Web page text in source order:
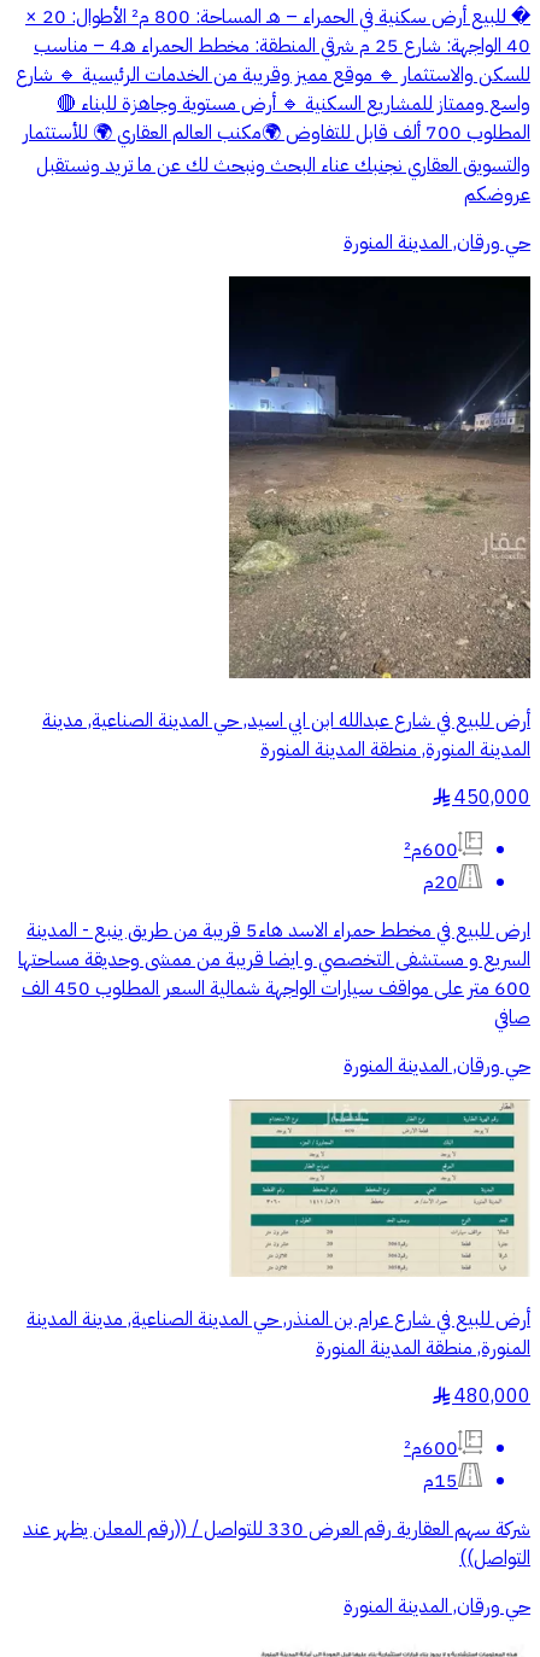
� للبيع أرض سكنية في الحمراء – هـ المساحة: 800 م² الأطوال: 20 ×
40 الواجهة: شارع 25 م شرقي المنطقة: مخطط الحمراء هـ4 – مناسب
للسكن والاستثمار 🔹 موقع مميز وقريبة من الخدمات الرئيسية 🔹 شارع
واسع وممتاز للمشاريع السكنية 🔹 أرض مستوية وجاهزة للبناء 🔴
المطلوب 700 ألف قابل للتفاوض 🌍مكنب العالم العقاري 🌍 للأستثمار
والتسويق العقاري نجنبك عناء البحث ونبحث لك عن ما تريد ونستقبل
عروضكم
حي ورقان, المدينة المنورة
أرض للبيع في شارع عبدالله ابن ابي اسيد, حي المدينة الصناعية, مدينة
المدينة المنورة, منطقة المدينة المنورة
450,000
§
600م²
20م
ارض للبيع في مخطط حمراء الاسد هاء5 قريبة من طريق ينبع - المدينة
السريع و مستشفى التخصصي و ايضا قريبة من ممشى وحديقة مساحتها
600 متر على مواقف سيارات الواجهة شمالية السعر المطلوب 450 الف
صافي
حي ورقان, المدينة المنورة
أرض للبيع في شارع عرام بن المنذر, حي المدينة الصناعية, مدينة المدينة
المنورة, منطقة المدينة المنورة
480,000
§
600م²
15م
شركة سهم العقارية رقم العرض 330 للتواصل / ((رقم المعلن يظهر عند
التواصل))
حي ورقان, المدينة المنورة